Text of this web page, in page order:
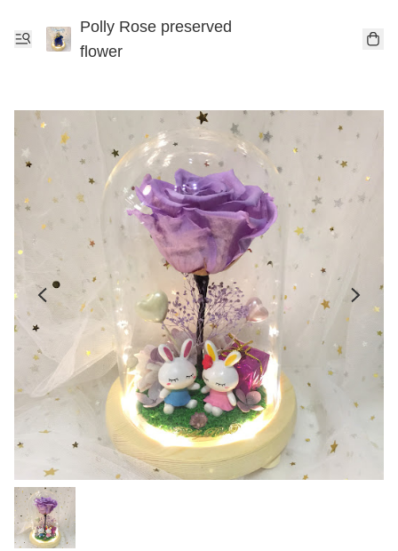
Polly Rose preserved
flower